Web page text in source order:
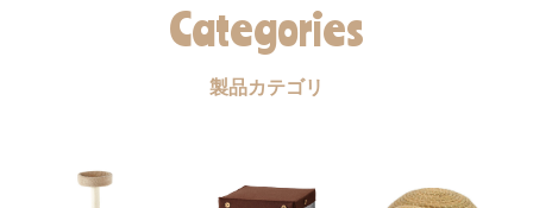
Categories
製品カテゴリ